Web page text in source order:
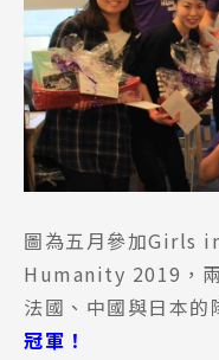
圖為五月參加Girls
Humanity 2019，
法國、中國與日本的
冠軍！